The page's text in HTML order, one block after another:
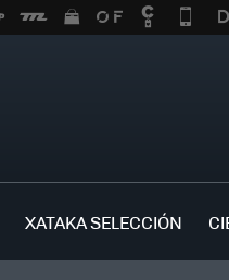
XATAKA SELECCIÓN